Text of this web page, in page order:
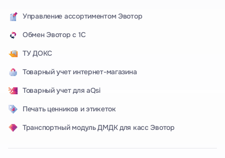
Управление ассортиментом Эвотор
Обмен Эвотор с 1С
ТУ ДОКС
Товарный учет интернет-магазина
Товарный учет для aQsi
Печать ценников и этикеток
Транспортный модуль ДМДК для касс Эвотор